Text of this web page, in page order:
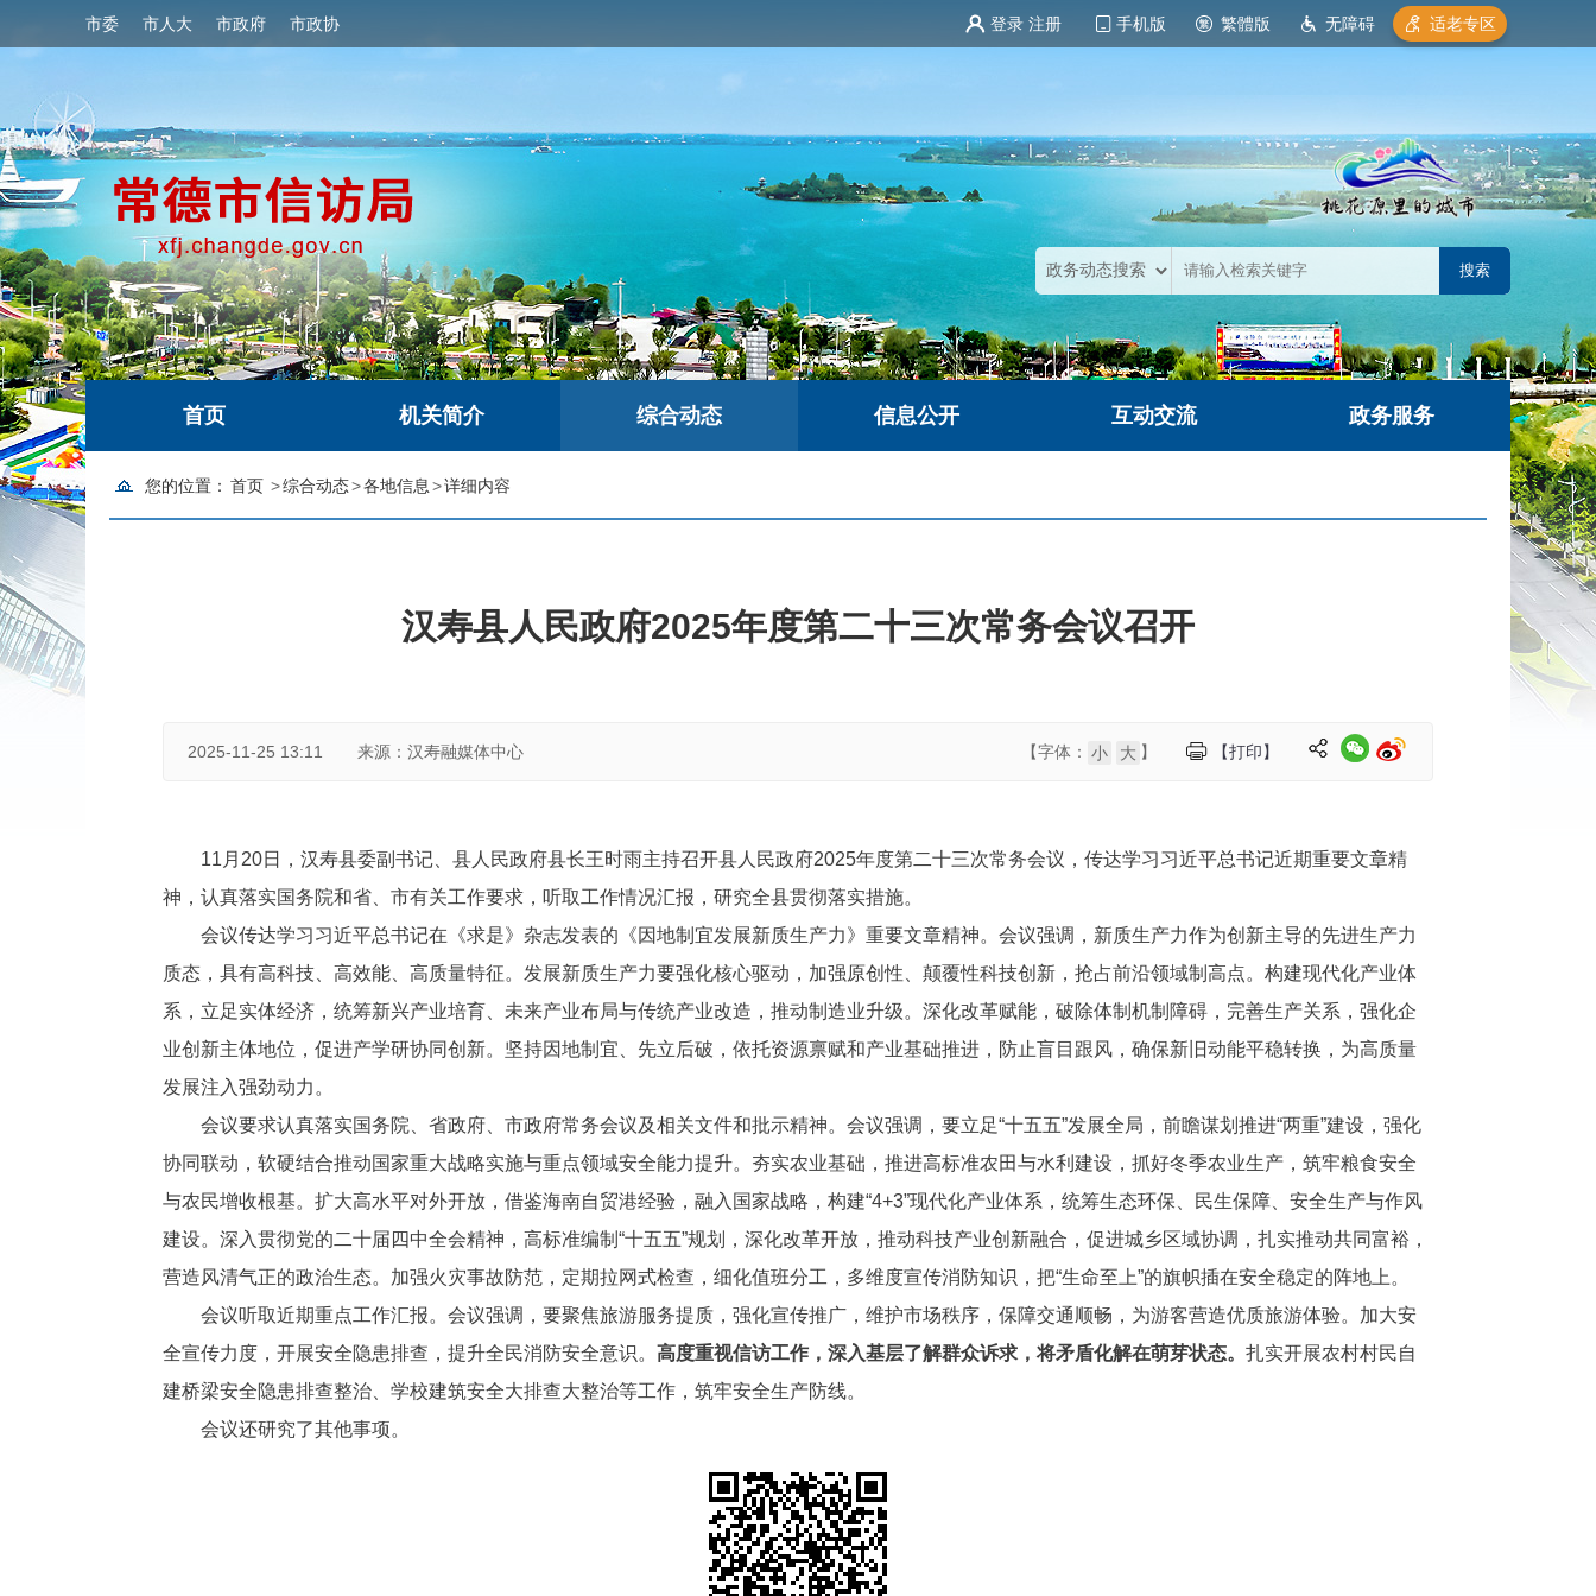
市委 市人大 市政府 市政协 登录 注册 手机版 繁體版 无障碍 适老专区
首页 机关简介 综合动态 信息公开 互动交流 政务服务
您的位置： 首页 >综合动态>各地信息 >详细内容
汉寿县人民政府2025年度第二十三次常务会议召开
2025-11-25 13:11 来源：汉寿融媒体中心 【打印】
【字体： 小 大 】
11月20日，汉寿县委副书记、县人民政府县长王时雨主持召开县人民政府2025年度第二十三次常务会议，传达学习习近平总书记近期重要文章精
神，认真落实国务院和省、市有关工作要求，听取工作情况汇报，研究全县贯彻落实措施。
会议传达学习习近平总书记在《求是》杂志发表的《因地制宜发展新质生产力》重要文章精神。会议强调，新质生产力作为创新主导的先进生产力
质态，具有高科技、高效能、高质量特征。发展新质生产力要强化核心驱动，加强原创性、颠覆性科技创新，抢占前沿领域制高点。构建现代化产业体
系，立足实体经济，统筹新兴产业培育、未来产业布局与传统产业改造，推动制造业升级。深化改革赋能，破除体制机制障碍，完善生产关系，强化企
业创新主体地位，促进产学研协同创新。坚持因地制宜、先立后破，依托资源禀赋和产业基础推进，防止盲目跟风，确保新旧动能平稳转换，为高质量
发展注入强劲动力。
会议要求认真落实国务院、省政府、市政府常务会议及相关文件和批示精神。会议强调，要立足“十五五”发展全局，前瞻谋划推进“两重”建设，强化
协同联动，软硬结合推动国家重大战略实施与重点领域安全能力提升。夯实农业基础，推进高标准农田与水利建设，抓好冬季农业生产，筑牢粮食安全
与农民增收根基。扩大高水平对外开放，借鉴海南自贸港经验，融入国家战略，构建“4+3”现代化产业体系，统筹生态环保、民生保障、安全生产与作风
建设。深入贯彻党的二十届四中全会精神，高标准编制“十五五”规划，深化改革开放，推动科技产业创新融合，促进城乡区域协调，扎实推动共同富裕，
营造风清气正的政治生态。加强火灾事故防范，定期拉网式检查，细化值班分工，多维度宣传消防知识，把“生命至上”的旗帜插在安全稳定的阵地上。
会议听取近期重点工作汇报。会议强调，要聚焦旅游服务提质，强化宣传推广，维护市场秩序，保障交通顺畅，为游客营造优质旅游体验。加大安
全宣传力度，开展安全隐患排查，提升全民消防安全意识。 高度重视信访工作，深入基层了解群众诉求，将矛盾化解在萌芽状态。 扎实开展农村村民自
建桥梁安全隐患排查整治、学校建筑安全大排查大整治等工作，筑牢安全生产防线。
会议还研究了其他事项。